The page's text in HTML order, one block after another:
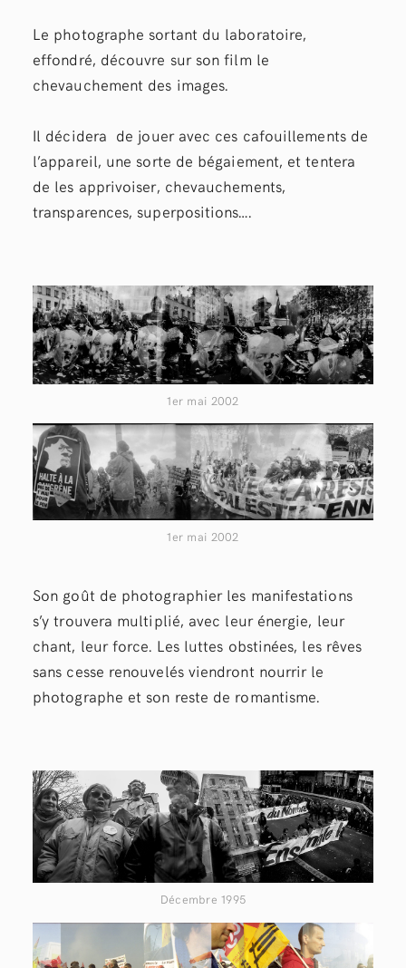
Le photographe sortant du laboratoire,
effondré, découvre sur son film le
chevauchement des images.
Il décidera de jouer avec ces cafouillements de
l’appareil, une sorte de bégaiement, et tentera
de les apprivoiser, chevauchements,
transparences, superpositions….
1er mai 2002
1er mai 2002
Son goût de photographier les manifestations
s’y trouvera multiplié, avec leur énergie, leur
chant, leur force. Les luttes obstinées, les rêves
sans cesse renouvelés viendront nourrir le
photographe et son reste de romantisme.
Décembre 1995